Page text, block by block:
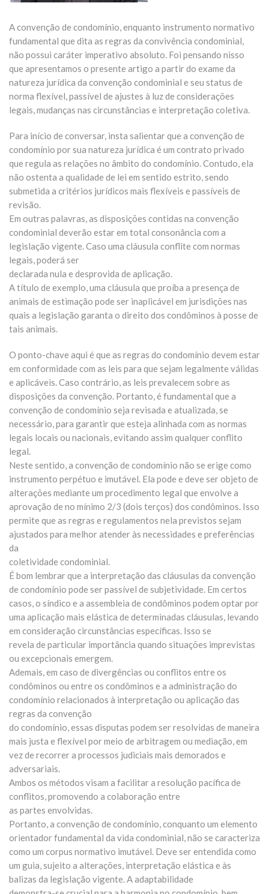
A convenção de condomínio, enquanto instrumento normativo
fundamental que dita as regras da convivência condominial,
não possui caráter imperativo absoluto. Foi pensando nisso
que apresentamos o presente artigo a partir do exame da
natureza jurídica da convenção condominial e seu status de
norma flexível, passível de ajustes à luz de considerações
legais, mudanças nas circunstâncias e interpretação coletiva.
Para início de conversar, insta salientar que a convenção de
condomínio por sua natureza jurídica é um contrato privado
que regula as relações no âmbito do condomínio. Contudo, ela
não ostenta a qualidade de lei em sentido estrito, sendo
submetida a critérios jurídicos mais flexíveis e passíveis de
revisão.
Em outras palavras, as disposições contidas na convenção
condominial deverão estar em total consonância com a
legislação vigente. Caso uma cláusula conflite com normas
legais, poderá ser
declarada nula e desprovida de aplicação.
A título de exemplo, uma cláusula que proíba a presença de
animais de estimação pode ser inaplicável em jurisdições nas
quais a legislação garanta o direito dos condôminos à posse de
tais animais.
O ponto-chave aqui é que as regras do condomínio devem estar
em conformidade com as leis para que sejam legalmente válidas
e aplicáveis. Caso contrário, as leis prevalecem sobre as
disposições da convenção. Portanto, é fundamental que a
convenção de condomínio seja revisada e atualizada, se
necessário, para garantir que esteja alinhada com as normas
legais locais ou nacionais, evitando assim qualquer conflito
legal.
Neste sentido, a convenção de condomínio não se erige como
instrumento perpétuo e imutável. Ela pode e deve ser objeto de
alterações mediante um procedimento legal que envolve a
aprovação de no mínimo 2/3 (dois terços) dos condôminos. Isso
permite que as regras e regulamentos nela previstos sejam
ajustados para melhor atender às necessidades e preferências
da
coletividade condominial.
É bom lembrar que a interpretação das cláusulas da convenção
de condomínio pode ser passível de subjetividade. Em certos
casos, o síndico e a assembleia de condôminos podem optar por
uma aplicação mais elástica de determinadas cláusulas, levando
em consideração circunstâncias específicas. Isso se
revela de particular importância quando situações imprevistas
ou excepcionais emergem.
Ademais, em caso de divergências ou conflitos entre os
condôminos ou entre os condôminos e a administração do
condomínio relacionados à interpretação ou aplicação das
regras da convenção
do condomínio, essas disputas podem ser resolvidas de maneira
mais justa e flexível por meio de arbitragem ou mediação, em
vez de recorrer a processos judiciais mais demorados e
adversariais.
Ambos os métodos visam a facilitar a resolução pacífica de
conflitos, promovendo a colaboração entre
as partes envolvidas.
Portanto, a convenção de condomínio, conquanto um elemento
orientador fundamental da vida condominial, não se caracteriza
como um corpus normativo imutável. Deve ser entendida como
um guia, sujeito a alterações, interpretação elástica e às
balizas da legislação vigente. A adaptabilidade